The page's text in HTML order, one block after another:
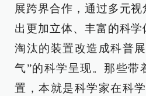
展跨界合作，通过多元
出更加立体、丰富的科
淘汰的装置改造成科普
气”的科学呈现。那些带
置，本就是科学家在科